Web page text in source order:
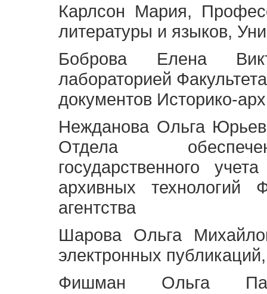
Карлсон Мария,
литературы и языков,
Боброва Елена
лабораторией
документов Историко-
Нежданова Ольга
Отдела
государственного
архивных технологий
агентства
Шарова Ольга
электронных
Фишман Ольга